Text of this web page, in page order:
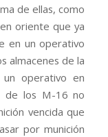
de ellas, como
oriente que ya
en un operativo
almacenes de la
un operativo en
de los M-16 no
vencida que
por munición